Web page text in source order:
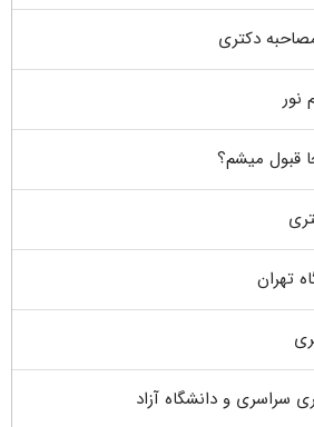
دکتری
نور
قبول میشم؟
تهران
سراسری و دانشگاه آزاد